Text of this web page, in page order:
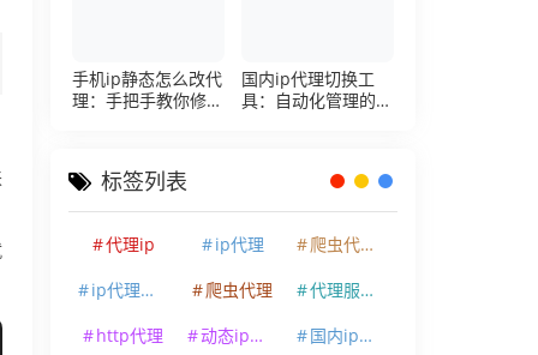
手机ip静态怎么改代
理：手把手教你修改
国内ip代理切换工
具：自动化管理的效
标签列表
代理ip ip代理
爬虫代理ip
ip代理软件
爬虫代理
代理服务器
http代理
动态ip代理
国内ip代理